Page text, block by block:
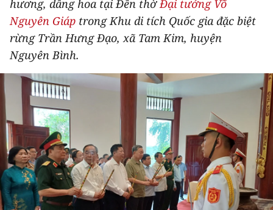
DU LỊCH
THẾ GIỚI
THỂ THAO
GIÁO DỤC
Y TẾ
KHOA HỌC - CÔNG NGHỆ
MÔI TRƯỜNG
hương, dâng hoa tại Đền thờĐại tướng Võ
Nguyên Giáp trong Khu di tích Quốc gia đặc biệt
rừng Trần Hưng Đạo, xã Tam Kim, huyện
Nguyên Bình.